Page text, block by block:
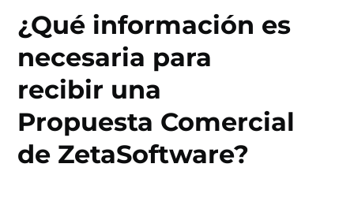
¿Qué información es
necesaria para
recibir una
Propuesta Comercial
de ZetaSoftware?